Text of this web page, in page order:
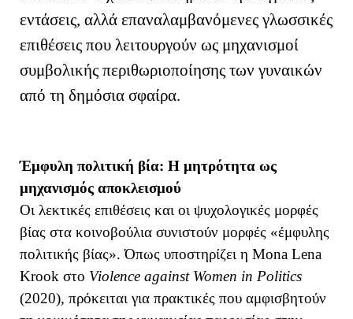
εντάσεις, αλλά επαναλαμβανόμενες γλωσσικές
επιθέσεις που λειτουργούν ως μηχανισμοί
συμβολικής περιθωριοποίησης των γυναικών
από τη δημόσια σφαίρα.
Έμφυλη πολιτική βία: Η μητρότητα ως
μηχανισμός αποκλεισμού
Οι λεκτικές επιθέσεις και οι ψυχολογικές μορφές
βίας στα κοινοβούλια συνιστούν μορφές «έμφυλης
πολιτικής βίας». Όπως υποστηρίζει η Mona Lena
Krook στο Violence against Women in Politics
(2020), πρόκειται για πρακτικές που αμφισβητούν